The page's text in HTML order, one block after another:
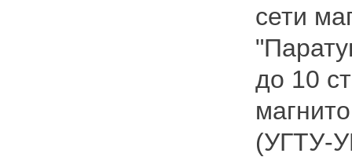
сети
до 10
(УГТУ-